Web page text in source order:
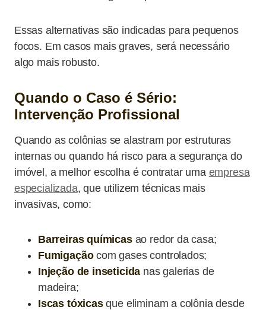
Essas alternativas são indicadas para pequenos
focos. Em casos mais graves, será necessário
algo mais robusto.
Quando o Caso é Sério:
Intervenção Profissional
Quando as colônias se alastram por estruturas
internas ou quando há risco para a segurança do
imóvel, a melhor escolha é contratar uma empresa
especializada, que utilizem técnicas mais
invasivas, como:
Barreiras químicasao redor da casa;
Fumigaçãocom gases controlados;
Injeção de inseticida nas galerias de
madeira;
Iscas tóxicasque eliminam a colônia desde